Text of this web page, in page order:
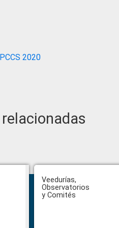
2020
Veedurías,
Observatorios
y Comités